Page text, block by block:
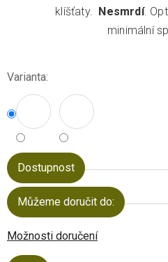
klíšťaty. Nesmrdí.
minimální
Varianta:
Dostupnost
Můžeme doručit do:
Možnosti doručení